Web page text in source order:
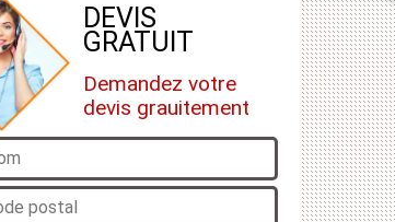
DEVIS
GRATUIT
Demandez votre
devis grauitement